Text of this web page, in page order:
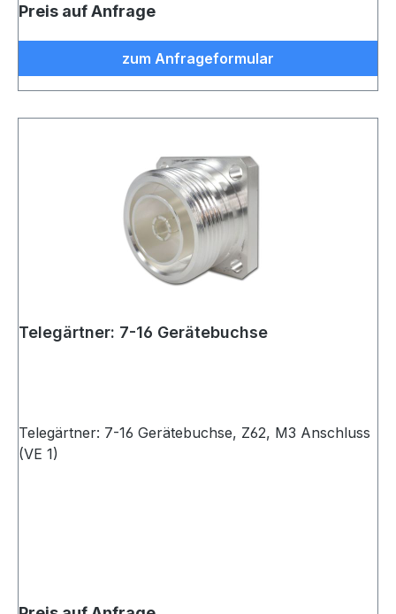
Preis auf Anfrage
zum Anfrageformular
Telegärtner: 7-16 Gerätebuchse
Telegärtner: 7-16 Gerätebuchse, Z62, M3 Anschluss
(VE 1)